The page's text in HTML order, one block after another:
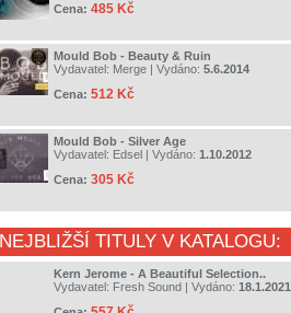
Cena: 485 Kč
Mould Bob - Beauty & Ruin
Vydavatel: Merge | Vydáno: 5.6.2014
Cena: 512 Kč
Mould Bob - Silver Age
Vydavatel: Edsel | Vydáno: 1.10.2012
Cena: 305 Kč
NEJBLIŽŠÍ TITULY V KATALOGU:
Kern Jerome - A Beautiful Selection..
Vydavatel: Fresh Sound | Vydáno: 18.1.2021